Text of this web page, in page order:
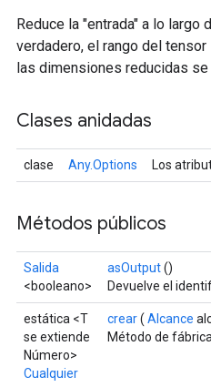
Reduce la "entrada" a lo
verdadero, el rango del
las dimensiones reducidas
Clases anidadas
clase Any.Options Los
Métodos públicos
Salida
<booleano>
asOutput()
Devuelve el
estática <T
se extiende
Número>
Cualquier
crear( Alcance
Método de